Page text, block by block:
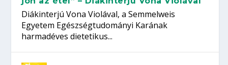
Diákinterjú Vona Violával, a Semmelweis
Egyetem Egészségtudományi Karának
harmadéves dietetikus...